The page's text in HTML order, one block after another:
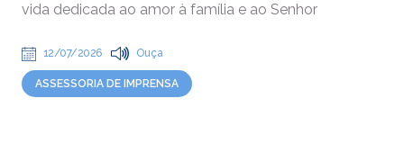
vida dedicada ao amor à família e ao Senhor
12/07/2026 Ouça
ASSESSORIA DE IMPRENSA